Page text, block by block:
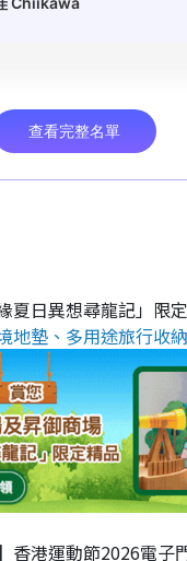
夏日異想尋龍記」限
地墊、多用途旅行收
香港運動節2026電子